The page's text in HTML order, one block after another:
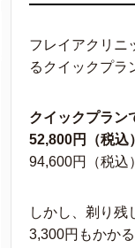
フレイアクリニ
るクイックプラ
クイックプラン
52,800円（税込）
94,600円（税込
しかし、剃り残
3,300円もかか